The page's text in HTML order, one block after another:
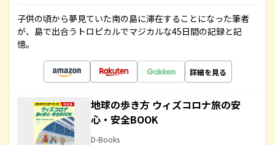
子供の頃から夢見ていた南の島に滞在することになった筆者
が、島で出合うトロピカルでマジカルな45日間の記録と記
憶。
詳細を見る
地球の歩き方 ウィズコロナ旅の安
心・安全BOOK
D-Books